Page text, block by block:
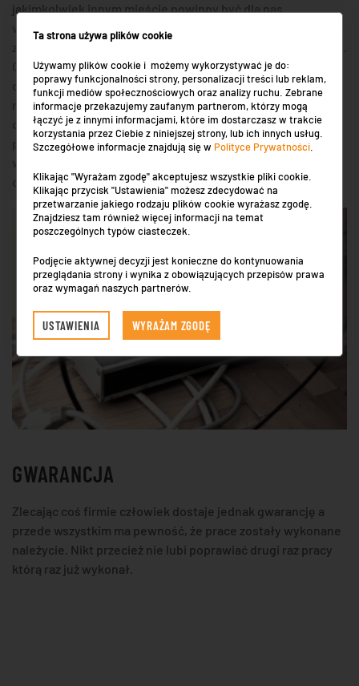
jakimkolwiek innym mieście powinny być dla nas
wykonywane przez firmę, która nie tylko budzi nasze
Czasami też ludzie decydują się na to, aby pozwolić komuś
dorobić po pracy na tzw. fuchach. Nie jest to też złe
rozwiązanie. Człowiek jednak powinien pamiętać, że
czasami zdarza się tak, że w przypadku nowych domków
potrzebne są potwierdzenia i papiery na wszystkie
czy nie lepiej jest zlecić danej usługi firmie.
GWARANCJA
Zlecając coś firmie człowiek dostaje jednak gwarancję a
przede wszystkim ma pewność, że prace zostały wykonane
należycie. Nikt przecież nie lubi poprawiać drugi raz pracy
którą raz już wykonał.
Ta strona używa plików cookie
Używamy plików cookie i możemy wykorzystywać je do:
poprawy funkcjonalności strony, personalizacji treści lub reklam,
funkcji mediów społecznościowych oraz analizy ruchu. Zebrane
informacje przekazujemy zaufanym partnerom, którzy mogą
łączyć je z innymi informacjami, które im dostarczasz w trakcie
korzystania przez Ciebie z niniejszej strony, lub ich innych usług.
Szczegółowe informacje znajdują się w Polityce Prywatności
Klikając "Wyrażam zgodę" akceptujesz wszystkie pliki cookie.
Klikając przycisk "Ustawienia" możesz zdecydować na
przetwarzanie jakiego rodzaju plików cookie wyrażasz zgodę.
Znajdziesz tam również więcej informacji na temat
poszczególnych typów ciasteczek.
Podjęcie aktywnej decyzji jest konieczne do kontynuowania
przeglądania strony i wynika z obowiązujących przepisów prawa
oraz wymagań naszych partnerów.
USTAWIENIA WYRAŻAM ZGODĘ